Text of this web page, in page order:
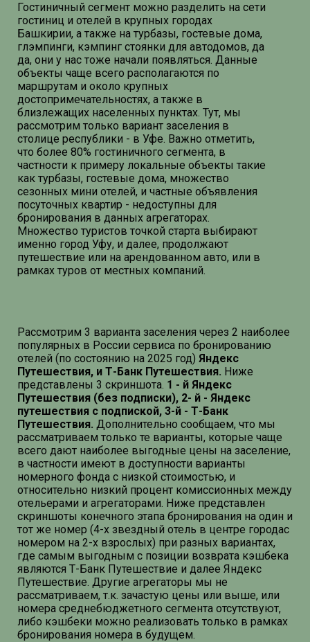
Гостиничный сегмент можно разделить на сети
гостиниц и отелей в крупных городах
Башкирии, а также на турбазы, гостевые дома,
глэмпинги, кэмпинг стоянки для автодомов, да
да, они у нас тоже начали появляться. Данные
объекты чаще всего располагаются по
маршрутам и около крупных
достопримечательностях, а также в
близлежащих населенных пунктах. Тут, мы
рассмотрим только вариант заселения в
столице республики - в Уфе. Важно отметить,
что более 80% гостиничного сегмента, в
частности к примеру локальные объекты такие
как турбазы, гостевые дома, множество
сезонных мини отелей, и частные объявления
посуточных квартир - недоступны для
бронирования в данных агрегаторах.
Множество туристов точкой старта выбирают
именно город Уфу, и далее, продолжают
путешествие или на арендованном авто, или в
рамках туров от местных компаний.
Рассмотрим 3 варианта заселения через 2 наиболее
популярных в России сервиса по бронированию
отелей (по состоянию на 2025 год) Яндекс
Путешествия, и Т-Банк Путешествия. Ниже
представлены 3 скриншота. 1 - й Яндекс
Путешествия (без подписки), 2- й - Яндекс
путешествия с подпиской, 3-й - Т-Банк
Путешествия. Дополнительно сообщаем, что мы
рассматриваем только те варианты, которые чаще
всего дают наиболее выгодные цены на заселение,
в частности имеют в доступности варианты
номерного фонда с низкой стоимостью, и
относительно низкий процент комиссионных между
отельерами и агрегаторами. Ниже представлен
скриншоты конечного этапа бронирования на один и
тот же номер (4-х звездный отель в центре городас
номером на 2-х взрослых) при разных вариантах,
где самым выгодным с позиции возврата кэшбека
являются Т-Банк Путешествие и далее Яндекс
Путешествие. Другие агрегаторы мы не
рассматриваем, т.к. зачастую цены или выше, или
номера среднебюджетного сегмента отсутствуют,
либо кэшбеки можно реализовать только в рамках
бронирования номера в будущем.